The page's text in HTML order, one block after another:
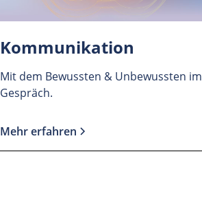
Kommunikation
Mit dem Bewussten & Unbewussten im
Gespräch.
Mehr erfahren